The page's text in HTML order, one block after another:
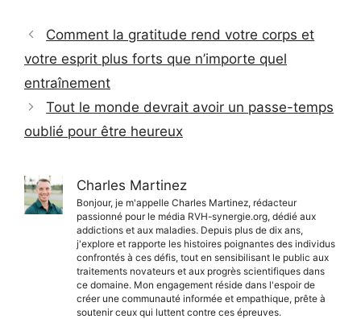
Comment la gratitude rend votre corps et
votre esprit plus forts que n’importe quel
entraînement
Tout le monde devrait avoir un passe-temps
oublié pour être heureux
Charles Martinez
Bonjour, je m'appelle Charles Martinez, rédacteur
passionné pour le média RVH-synergie.org, dédié aux
addictions et aux maladies. Depuis plus de dix ans,
j'explore et rapporte les histoires poignantes des individus
confrontés à ces défis, tout en sensibilisant le public aux
traitements novateurs et aux progrès scientifiques dans
ce domaine. Mon engagement réside dans l'espoir de
créer une communauté informée et empathique, prête à
soutenir ceux qui luttent contre ces épreuves.